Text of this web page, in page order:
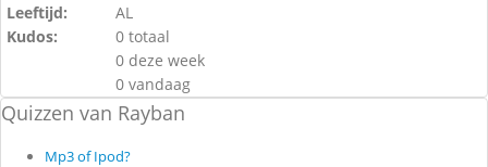
Leeftijd:
AL
Kudos:
0 totaal
0 deze week
0 vandaag
Quizzen van Rayban
Mp3 of Ipod?